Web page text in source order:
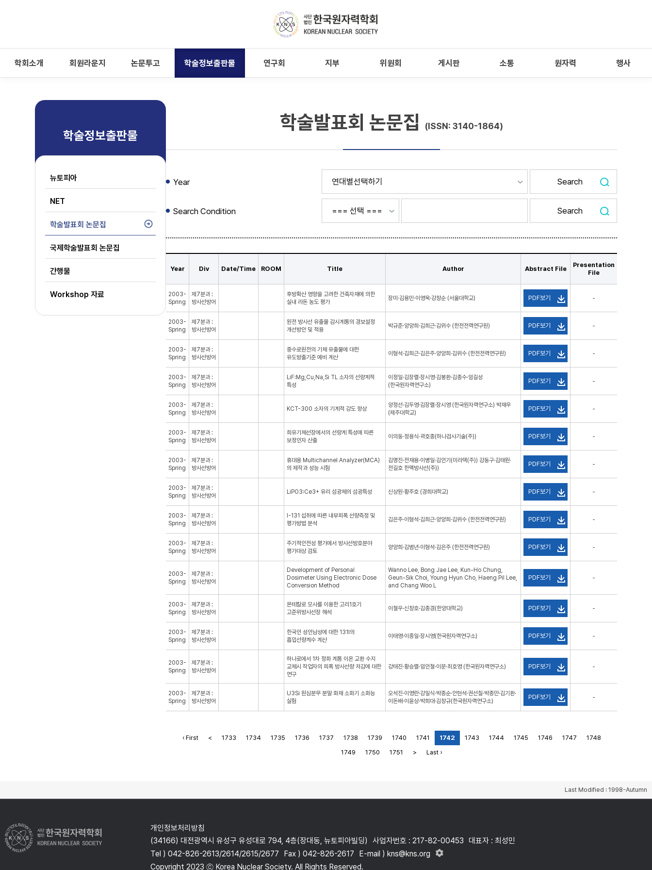
학회소개 회원라운지 논문투고 학술정보출판물 연구회 지부 위원회 게시판 소통 원자력 행사
학술정보출판물
뉴토피아
NET
학술발표회 논문집
국제학술발표회 논문집
간행물
Workshop 자료
학술발표회 논문집 (ISSN: 3140-1864)
Year
Search Condition
Year Div Date/Time ROOM Title Author Abstract File
Presentation
File
2003-
Spring
제7분과 :
방사선방어
후방확산 영향을 고려한 건축자재에 의한
실내 라돈 농도 평가
장미·김용민·이영욱·강창순 (서울대학교) PDF보기 -
2003-
Spring
제7분과 :
방사선방어
원전 방사선 유출물 감시계통의 경보설정
개선방안 및 적용
박규준·양양희·김희근·김위수 (한전전력연구원) PDF보기 -
2003-
Spring
제7분과 :
방사선방어
중수로원전의 기체 유출물에 대한
유도방출기준 예비 계산
이형석·김희근·김은주·양양희·김위수 (한전전력연구원) PDF보기 -
2003-
Spring
제7분과 :
방사선방어
LiF:Mg,Cu,Na,Si TL 소자의 선량계적
특성
이정일·김장렬·장시영·김봉환·김종수·임길성
(한국원자력연구소)
PDF보기 -
2003-
Spring
제7분과 :
방사선방어
KCT-300 소자의 기계적 강도 향상
양정선·김두영·김장렬·장시영 (한국원자력연구소) 박재우
(제주대학교)
PDF보기 -
2003-
Spring
제7분과 :
방사선방어
희유기체선장에서의 선량계 특성에 따른
보정인자 산출
이의동·정용식·곽호종(하나검사기술(주)) PDF보기 -
2003-
Spring
제7분과 :
방사선방어
휴대용 Multichannel Analyzer(MCA)
의 제작과 성능 시험
김명진·전재용·이병일·김인기(미라덱(주)) 강동구·김태원·
전길호 한맥방사선(주))
PDF보기 -
2003-
Spring
제7분과 :
방사선방어
LiPO3:Ce3+ 유리 섬광체의 섬광특성 신상원·황주호 (경희대학교) PDF보기 -
2003-
Spring
제7분과 :
방사선방어
I-131 섭취에 따른 내부피폭 선량측정 및
평가방법 분석
김은주·이형석·김희근·양양희·김위수 (한전전력연구원) PDF보기 -
2003-
Spring
제7분과 :
방사선방어
주기적안전성 평가에서 방사선방호분야
평가대상 검토
양양희·김범년·이형석·김은주 (한전전력연구원) PDF보기 -
2003-
Spring
제7분과 :
방사선방어
Development of Personal
Dosimeter Using Electronic Dose
Conversion Method
Wanno Lee, Bong Jae Lee, Kun-Ho Chung,
Geun-Sik Choi, Young Hyun Cho, Haeng Pil Lee,
and Chang Woo L
PDF보기 -
2003-
Spring
제7분과 :
방사선방어
몬테칼로 모사를 이용한 고리1호기
고준위방사선장 해석
이철우·신창호·김종경(한양대학교) PDF보기 -
2003-
Spring
제7분과 :
방사선방어
한국인 성인남성에 대한 131I의
흡입선량계수 계산
이태영·이종일·장시영(한국원자력연구소) PDF보기 -
2003-
Spring
제7분과 :
방사선방어
하나로에서 1차 정화 계통 이온 교환 수지
교체시 작업자의 피폭 방사선량 저감에 대한
연구
강태진·황승렬·임인철·이문·최호영 (한국원자력연구소) PDF보기 -
2003-
Spring
제7분과 :
방사선방어
U3Si 원심분무 분말 화재 소화기 소화능
실험
오석진·이영란·강일식·박종순·안현석·권선칠·박종만·김기환·
이돈배·이윤상·박희대·김창규(한국원자력연구소)
PDF보기 -
‹ First < 1733 1734 1735 1736 1737 1738 1739 1740 1741 1742 1743 1744 1745 1746 1747
1748
1749
1750 1751 > Last ›
Last Modified : 1998-Autumn
개인정보처리방침
(34166) 대전광역시 유성구 유성대로 794, 4층(장대동, 뉴토피아빌딩)
사업자번호 : 217-82-00453
대표자 : 최성민
Tel ) 042-826-2613/2614/2615/2677
Fax ) 042-826-2617
E-mail ) kns@kns.org
Copyright 2023 ⓒ Korea Nuclear Society. All Rights Reserved.